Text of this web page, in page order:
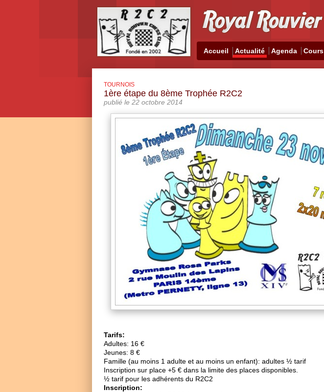
Accueil Actualité Agenda Cours
TOURNOIS
1ère étape du 8ème Trophée R2C2
publié le 22 octobre 2014
Tarifs:
Adultes: 16 €
Jeunes: 8 €
Famille (au moins 1 adulte et au moins un enfant): adultes ½ tarif
Inscription sur place +5 € dans la limite des places disponibles.
½ tarif pour les adhérents du R2C2
Inscription: